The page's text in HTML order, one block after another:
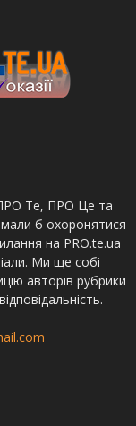
ПРО Те, ПРО Це та
б охоронятися
на PRO.te.ua
Ми ще собі
авторів рубрики